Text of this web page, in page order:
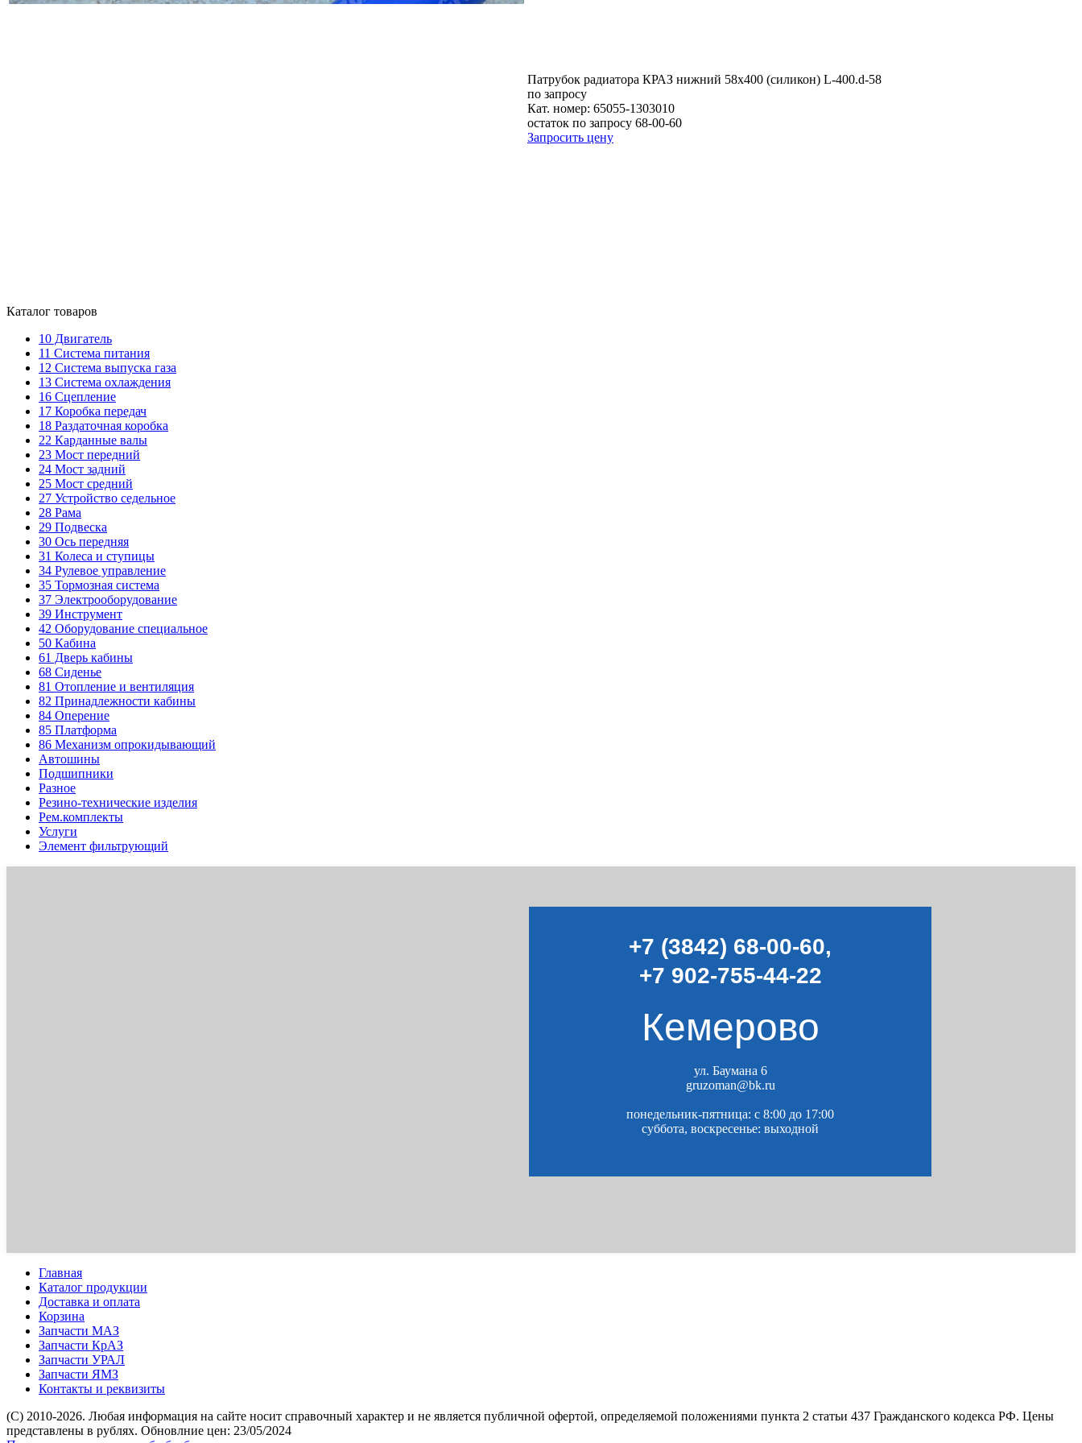
Патрубок радиатора КРАЗ нижний 58х400 (силикон) L-400.d-58
по запросу
Кат. номер: 65055-1303010
остаток по запросу 68-00-60
Запросить цену
Каталог товаров
10 Двигатель
11 Система питания
12 Система выпуска газа
13 Система охлаждения
16 Сцепление
17 Коробка передач
18 Раздаточная коробка
22 Карданные валы
23 Мост передний
24 Мост задний
25 Мост средний
27 Устройство седельное
28 Рама
29 Подвеска
30 Ось передняя
31 Колеса и ступицы
34 Рулевое управление
35 Тормозная система
37 Электрооборудование
39 Инструмент
42 Оборудование специальное
50 Кабина
61 Дверь кабины
68 Сиденье
81 Отопление и вентиляция
82 Принадлежности кабины
84 Оперение
85 Платформа
86 Механизм опрокидывающий
Автошины
Подшипники
Разное
Резино-технические изделия
Рем.комплекты
Услуги
Элемент фильтрующий
+7 (3842) 68-00-60,
+7 902-755-44-22
Кемерово
ул. Баумана 6
gruzoman@bk.ru
понедельник-пятница: c 8:00 до 17:00
суббота, воскресенье: выходной
Главная
Каталог продукции
Доставка и оплата
Корзина
Запчасти МАЗ
Запчасти КрАЗ
Запчасти УРАЛ
Запчасти ЯМЗ
Контакты и реквизиты
(C) 2010-2026. Любая информация на сайте носит справочный характер и не является публичной офертой, определяемой положениями пункта 2 статьи 437 Гражданского кодекса РФ. Цены
представлены в рублях. Обновлние цен: 23/05/2024